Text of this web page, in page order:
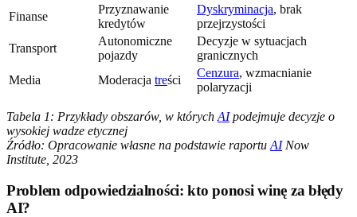
Finanse
Przyznawanie
kredytów
Dyskryminacja, brak
przejrzystości
Transport
Autonomiczne
pojazdy
Decyzje w sytuacjach
granicznych
Media
Moderacja treści
Cenzura, wzmacnianie
polaryzacji
Tabela 1: Przykłady obszarów, w których AIpodejmuje decyzje o
wysokiej wadze etycznej
Źródło: Opracowanie własne na podstawie raportu AINow
Institute, 2023
Problem odpowiedzialności: kto ponosi winę za błędy
AI?